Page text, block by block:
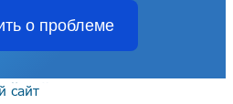
о проблеме